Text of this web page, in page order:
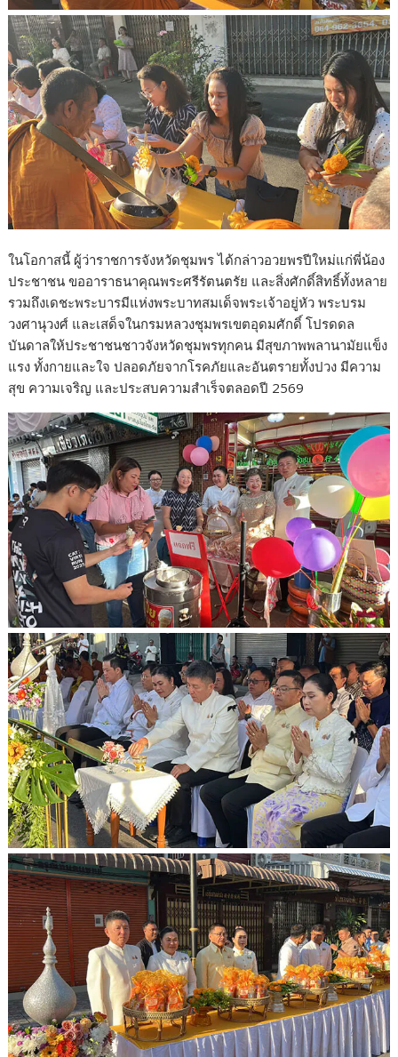
ในโอกาสนี้ ผู้ว่าราชการจังหวัดชุมพร ได้กล่าวอวยพรปีใหม่แก่พี่น้อง
ประชาชน ขออาราธนาคุณพระศรีรัตนตรัย และสิ่งศักดิ์สิทธิ์ทั้งหลาย
รวมถึงเดชะพระบารมีแห่งพระบาทสมเด็จพระเจ้าอยู่หัว พระบรม
วงศานุวงศ์ และเสด็จในกรมหลวงชุมพรเขตอุดมศักดิ์ โปรดดล
บันดาลให้ประชาชนชาวจังหวัดชุมพรทุกคน มีสุขภาพพลานามัยแข็ง
แรง ทั้งกายและใจ ปลอดภัยจากโรคภัยและอันตรายทั้งปวง มีความ
สุข ความเจริญ และประสบความสำเร็จตลอดปี 2569